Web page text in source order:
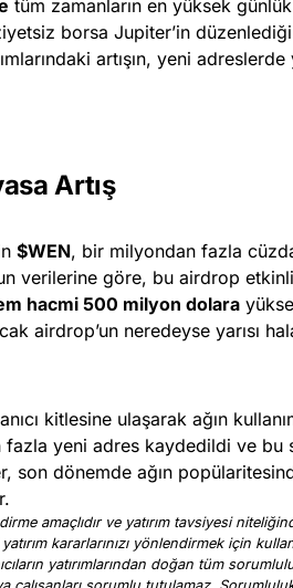
tüm zamanların en yüksek günlük
borsa Jupiter’in
artışın, yeni
Artış
$WEN, bir milyondan fazla
verilerine göre, bu airdrop
hacmi 500 milyon dolara
airdrop’un neredeyse yarısı
kitlesine ulaşarak ağın
fazla yeni adres kaydedildi ve bu
son dönemde ağın
amaçlıdır ve yatırım tavsiyesi
kararlarınızı yönlendirmek için
yatırımlarından doğan tüm